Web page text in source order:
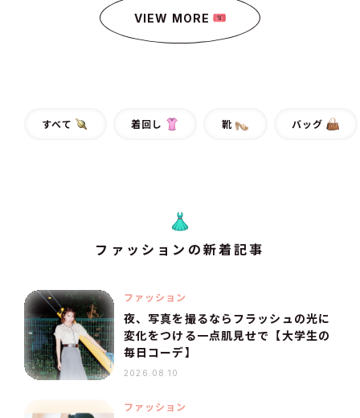
VIEW MORE
すべて 着回し 靴 バッグ
ファッションの新着記事
ファッション
夜、写真を撮るならフラッシュの光に
変化をつける一点肌見せで【大学生の
毎日コーデ】
2026.08.10
ファッション